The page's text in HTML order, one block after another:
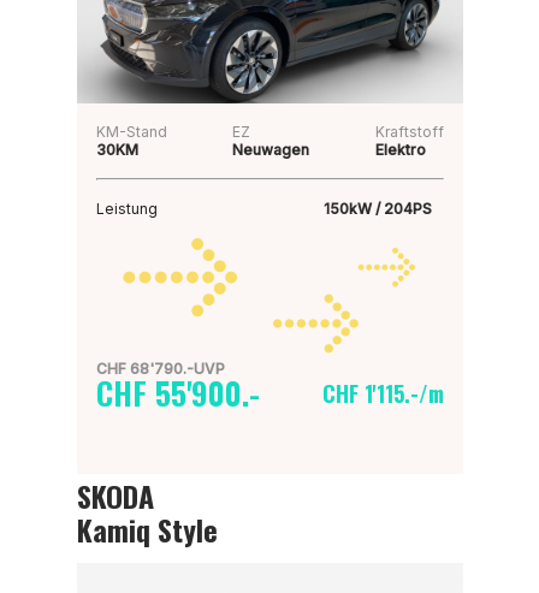
KM-Stand
30KM
EZ
Neuwagen
Kraftstoff
Elektro
Leistung 150kW / 204PS
CHF 68'790.-UVP
CHF 55'900.- CHF 1'115.-/m
SKODA
Kamiq Style